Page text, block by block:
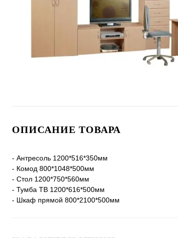
ОПИСАНИЕ ТОВАРА
- Антресоль 1200*516*350мм
- Комод 800*1048*500мм
- Стол 1200*750*560мм
- Тумба ТВ 1200*616*500мм
- Шкаф прямой 800*2100*500мм